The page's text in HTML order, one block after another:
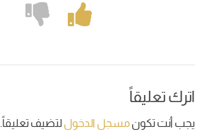
اترك تعليقاً
يجب أنت تكونمسجل الدخوللتضيف تعليقاً.